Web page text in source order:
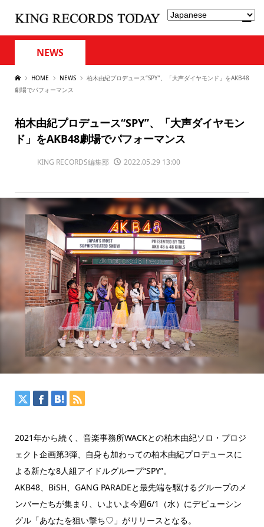
NEWS
HOME NEWS
柏木由紀プロデュース“SPY”、「大声ダイヤモンド」をAKB48
劇場でパフォーマンス
柏木由紀プロデュース“SPY”、「大声ダイヤモン
ド」をAKB48劇場でパフォーマンス
KING RECORDS編集部 2022.05.29 13:00
2021年から続く、音楽事務所WACKとの柏木由紀ソロ・プロジ
ェクト企画第3弾、自身も加わっての柏木由紀プロデュースに
よる新たな8人組アイドルグループ“SPY”。
AKB48、BiSH、GANG PARADEと最先端を駆けるグループのメ
ンバーたちが集まり、いよいよ今週6/1（水）にデビューシン
グル「あなたを狙い撃ち♡」がリリースとなる。